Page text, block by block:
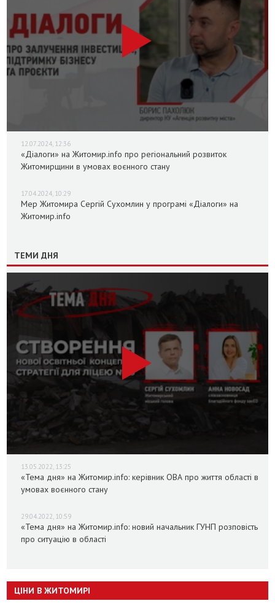
12.07.2024, 12:36
«Діалоги» на Житомир.info про регіональний розвиток
Житомирщини в умовах воєнного стану
17.04.2024, 10:29
Мер Житомира Сергій Сухомлин у програмі «Діалоги» на
Житомир.info
ТЕМИ ДНЯ
13.05.2022, 13:25
«Тема дня» на Житомир.info: керівник ОВА про життя області в
умовах воєнного стану
29.04.2022, 10:59
«Тема дня» на Житомир.info: новий начальник ГУНП розповість
про ситуацію в області
ЦІНИ В ЖИТОМИРІ